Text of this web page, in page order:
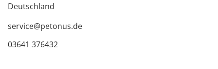
Deutschland
service@petonus.de
03641 376432